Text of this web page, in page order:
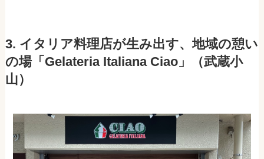
3. イタリア料理店が生み出す、地域の憩い
の場「Gelateria Italiana Ciao」（武蔵小
山）